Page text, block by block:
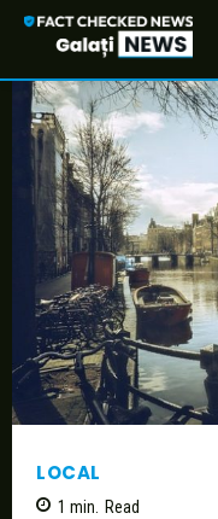
LOCAL
1 min. Read